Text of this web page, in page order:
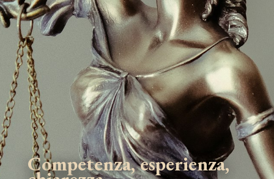
Competenza, esperienza,